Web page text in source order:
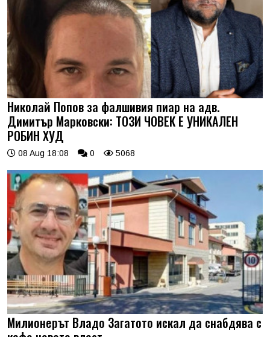
Николай Попов за фалшивия пиар на адв.
Димитър Марковски: ТОЗИ ЧОВЕК Е УНИКАЛЕН
РОБИН ХУД
08 Aug 18:08 0 5068
Милионерът Владо Загатото искал да снабдява с